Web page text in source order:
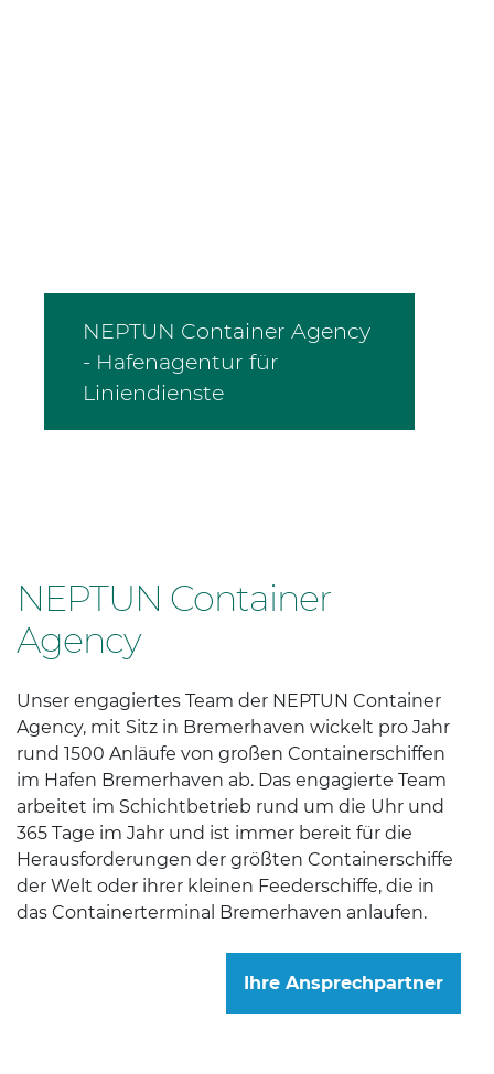
NEPTUN Container Agency
- Hafenagentur für
Liniendienste
NEPTUN Container
Agency
Unser engagiertes Team der NEPTUN Container
Agency, mit Sitz in Bremerhaven wickelt pro Jahr
rund 1500 Anläufe von großen Containerschiffen
im Hafen Bremerhaven ab. Das engagierte Team
arbeitet im Schichtbetrieb rund um die Uhr und
365 Tage im Jahr und ist immer bereit für die
Herausforderungen der größten Containerschiffe
der Welt oder ihrer kleinen Feederschiffe, die in
das Containerterminal Bremerhaven anlaufen.
Ihre Ansprechpartner